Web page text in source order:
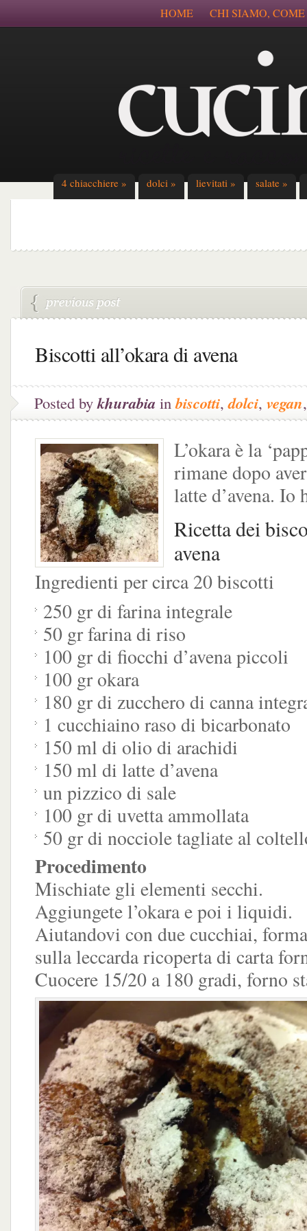
HOME CHI SIAMO,
4 chiacchiere » dolci » lievitati » salate »
Biscotti all’okara di avena
Posted bykhurabia inbiscotti,dolci, vegan
L’okara è la
rimane dopo
latte d’avena. Io
Ricetta dei
avena
Ingredienti per circa 20 biscotti
250 gr di farina integrale
50 gr farina di riso
100 gr di fiocchi d’avena piccoli
100 gr okara
180 gr di zucchero di canna
1 cucchiaino raso di bicarbonato
150 ml di olio di arachidi
150 ml di latte d’avena
un pizzico di sale
100 gr di uvetta ammollata
50 gr di nocciole tagliate al
Procedimento
Mischiate gli elementi secchi.
Aggiungete l’okara e poi i liquidi.
Aiutandovi con due cucchiai,
sulla leccarda ricoperta di carta
Cuocere 15/20 a 180 gradi, forno